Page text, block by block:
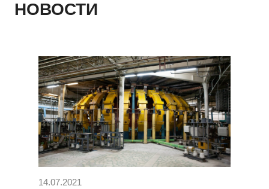
НОВОСТИ
14.07.2021